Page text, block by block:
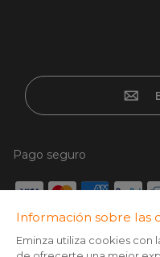
Pago seguro
Tarjeta de crédito,
con tarjeta sin cargos,